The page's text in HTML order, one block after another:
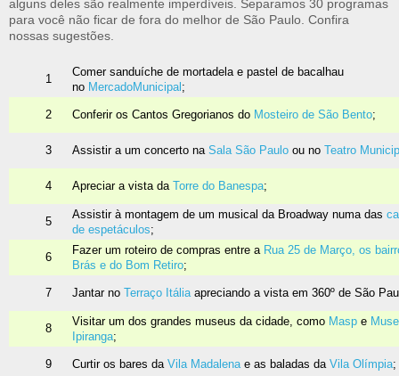
alguns deles são realmente imperdíveis. Separamos 30 programas
para você não ficar de fora do melhor de São Paulo. Confira
nossas sugestões.
1
Comer sanduíche de mortadela e pastel de bacalhau
no MercadoMunicipal ;
2 Conferir os Cantos Gregorianos do Mosteiro de São Bento;
3 Assistir a um concerto na Sala São Paulo ou no Teatro
4 Apreciar a vista da Torre do Banespa;
5
Assistir à montagem de um musical da Broadway numa das
de espetáculos;
6
Fazer um roteiro de compras entre a Rua 25 de Março, os
Brás e do Bom Retiro;
7 Jantar no Terraço Itáliaapreciando a vista em 360º de São
8
Visitar um dos grandes museus da cidade, como Masp e
Ipiranga;
9 Curtir os bares da Vila Madalenae as baladas da Vila Olímpia;